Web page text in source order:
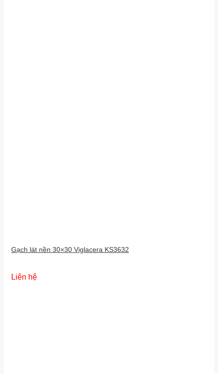
Gạch lát nền 30×30 Viglacera KS3632
Liên hệ